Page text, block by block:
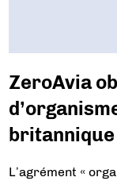
ZeroAvia
britannique
L’agrément «